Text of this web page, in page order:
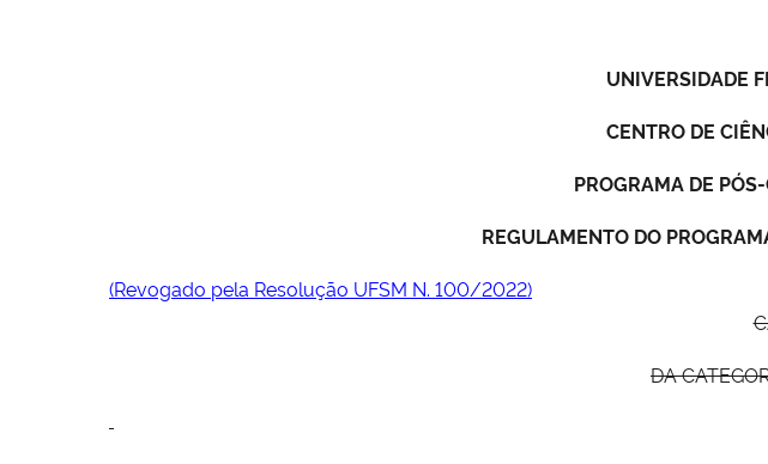
UNIVERSIDADE
CENTRO DE
PROGRAMA DE
REGULAMENTO DO
(Revogado pela Resolução UFSM N. 100/2022)
DA